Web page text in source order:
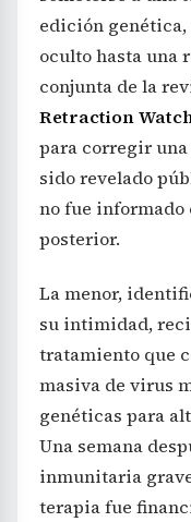
edición genética,
oculto hasta una
conjunta de la
Retraction
para corregir
sido revelado
no fue
posterior.
La menor,
su intimidad,
tratamiento que
masiva de virus
genéticas para
Una semana
inmunitaria
terapia fue